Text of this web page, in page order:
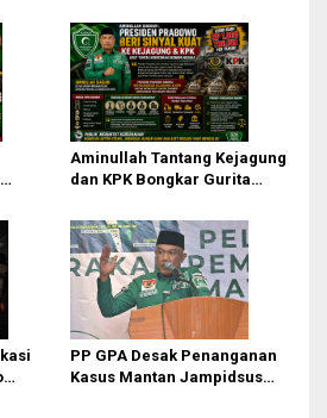
Aminullah Tantang Kejagung
dan KPK Bongkar Gurita
Aktor Intelektual dan
Jaringannya!
PP GPA Desak Penanganan
Kasus Mantan Jampidsus